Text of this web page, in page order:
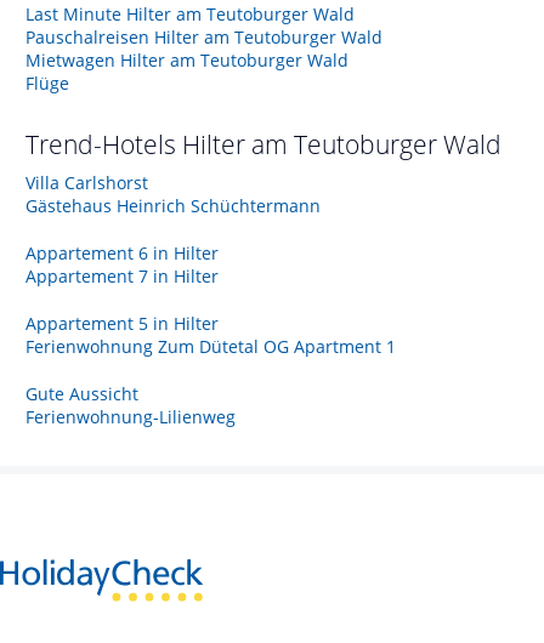
Last Minute Hilter am Teutoburger Wald
Pauschalreisen Hilter am Teutoburger Wald
Mietwagen Hilter am Teutoburger Wald
Flüge
Trend-Hotels Hilter am Teutoburger Wald
Villa Carlshorst
Gästehaus Heinrich Schüchtermann
Appartement 6 in Hilter
Appartement 7 in Hilter
Appartement 5 in Hilter
Ferienwohnung Zum Dütetal OG Apartment 1
Gute Aussicht
Ferienwohnung-Lilienweg